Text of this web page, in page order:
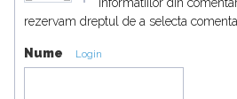
informatiilor din
rezervam dreptul de a selecta
Nume Login